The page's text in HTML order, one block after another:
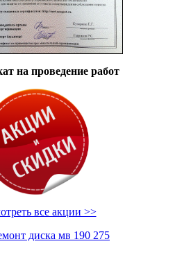
на проведение работ
все акции >>